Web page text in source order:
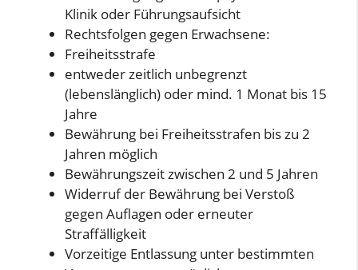
Klinik oder Führungsaufsicht
Rechtsfolgen gegen Erwachsene:
Freiheitsstrafe
entweder zeitlich unbegrenzt
(lebenslänglich) oder mind. 1 Monat bis 15
Jahre
Bewährung bei Freiheitsstrafen bis zu 2
Jahren möglich
Bewährungszeit zwischen 2 und 5 Jahren
Widerruf der Bewährung bei Verstoß
gegen Auflagen oder erneuter
Straffälligkeit
Vorzeitige Entlassung unter bestimmten